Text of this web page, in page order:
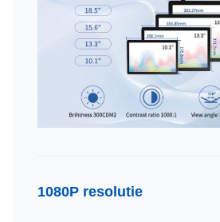
1080P resolutie